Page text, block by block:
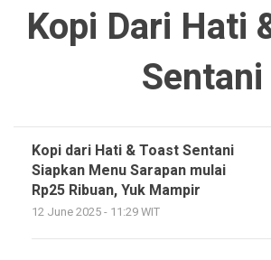
Kopi Dari Hati
Sentani
Kopi dari Hati & Toast Sentani
Siapkan Menu Sarapan mulai
Rp25 Ribuan, Yuk Mampir
12 June 2025 - 11:29 WIT